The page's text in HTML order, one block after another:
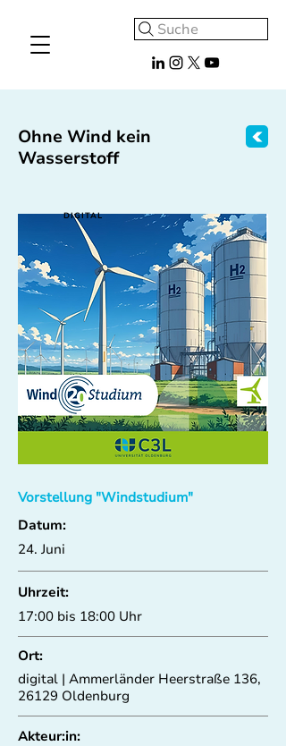
Suche
Ohne Wind kein
Wasserstoff
DIGITAL
Vorstellung "Windstudium"
Datum:
24. Juni
Uhrzeit:
17:00 bis 18:00 Uhr
Ort:
digital | Ammerländer Heerstraße 136,
26129 Oldenburg
Akteur:in: